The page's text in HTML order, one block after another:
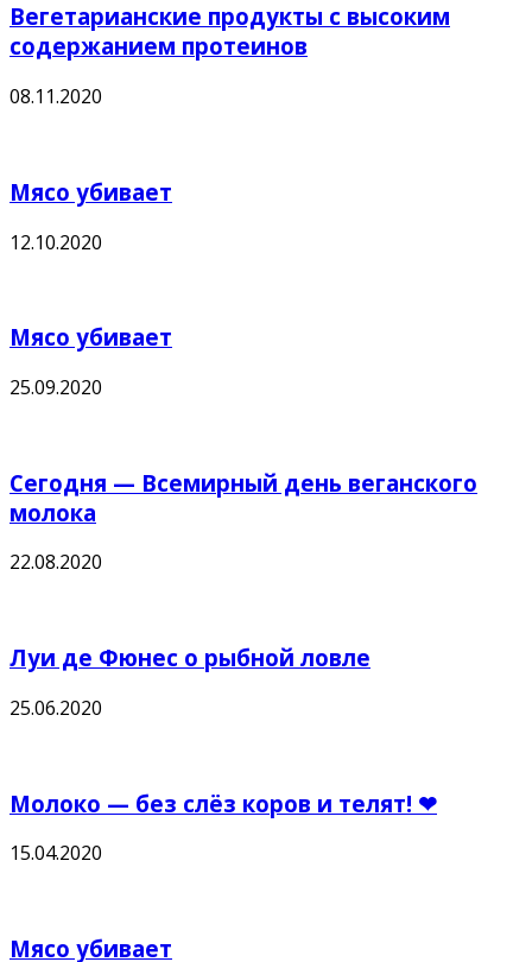
Вегетарианские продукты с высоким
содержанием протеинов
08.11.2020
Мясо убивает
12.10.2020
Мясо убивает
25.09.2020
Сегодня — Всемирный день веганского
молока
22.08.2020
Луи де Фюнес о рыбной ловле
25.06.2020
Молоко — без слёз коров и телят! ❤
15.04.2020
Мясо убивает